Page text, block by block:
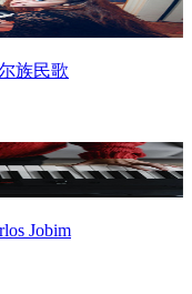
族民歌
Jobim